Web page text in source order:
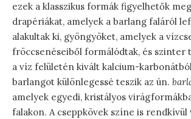
ezek a klasszikus formák figyelhetők
drapériákat, amelyek a barlang faláról
alakultak ki, gyöngyöket, amelyek a
fröccsenéseiből formálódtak, és szinter
a víz felületén kivált kalcium-
barlangot különlegessé teszik az ún.
amelyek egyedi, kristályos
falakon. A cseppkövek színe is rendkívül